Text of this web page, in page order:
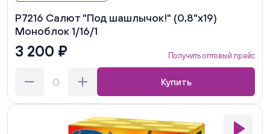
Р7216 Салют "Под шашлычок!" (0,8"х19)
Моноблок 1/16/1
3 200 ₽ Получить оптовый прайс
Купить